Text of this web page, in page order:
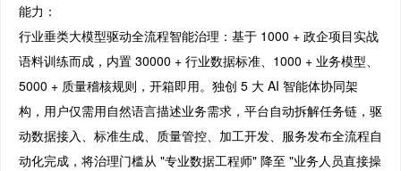
能力：
行业垂类大模型驱动全流程智能治理：基于 1000 + 政企项目实战
语料训练而成，内置 30000 + 行业数据标准、1000 + 业务模型、
5000 + 质量稽核规则，开箱即用。独创 5 大 AI 智能体协同架
构，用户仅需用自然语言描述业务需求，平台自动拆解任务链，驱
动数据接入、标准生成、质量管控、加工开发、服务发布全流程自
动化完成，将治理门槛从 "专业数据工程师" 降至 "业务人员直接操